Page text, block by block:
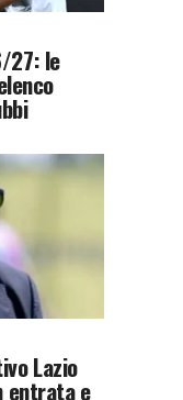
27: le
Lazio
entrata e